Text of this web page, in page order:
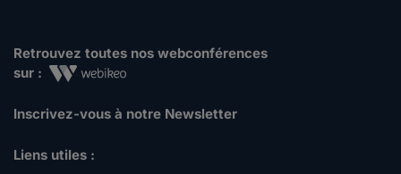
Retrouvez toutes nos webconférences
sur :
Inscrivez-vous à notre Newsletter
Liens utiles :